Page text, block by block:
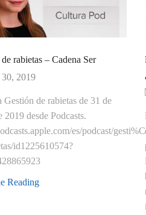
rabietas – Cadena Ser
2019
Gestión de rabietas de 31 de
2019 desde Podcasts.
es/podcast/
id1225610574?
Reading